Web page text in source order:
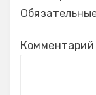
Комментарий